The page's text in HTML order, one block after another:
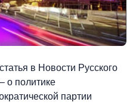
в Новости Русского
о политике
партии